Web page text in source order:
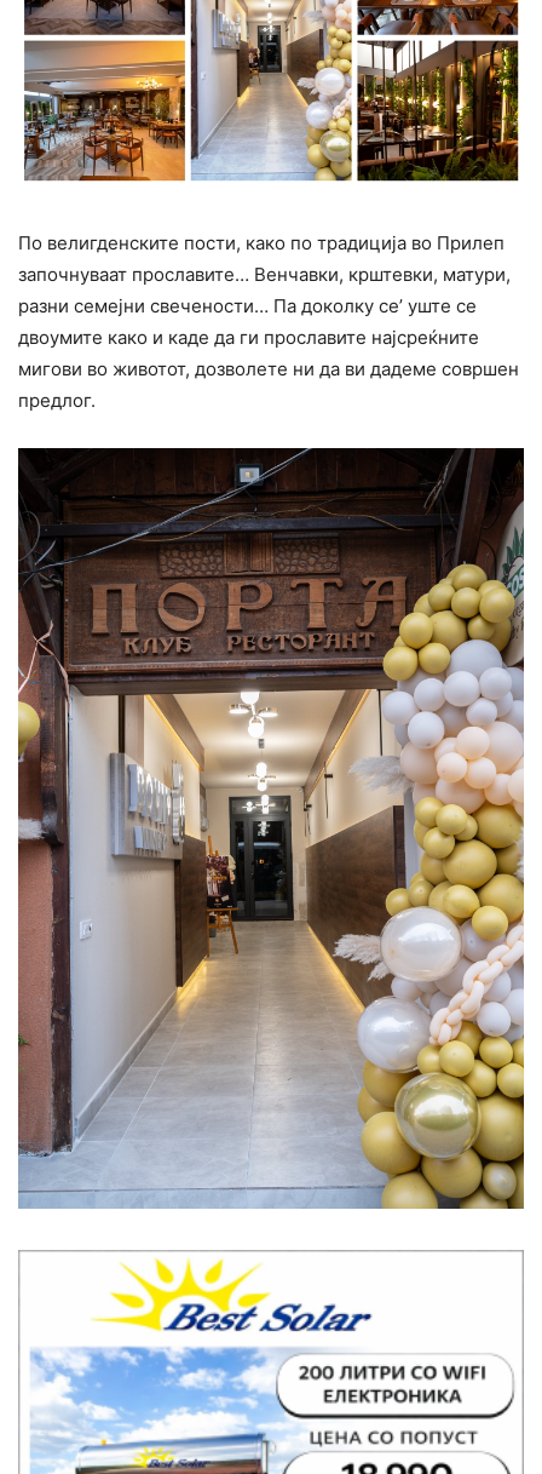
По велигденските пости, како по традиција во Прилеп
започнуваат прославите… Венчавки, крштевки, матури,
разни семејни свечености… Па доколку се’ уште се
двоумите како и каде да ги прославите најсреќните
мигови во животот, дозволете ни да ви дадеме совршен
предлог.